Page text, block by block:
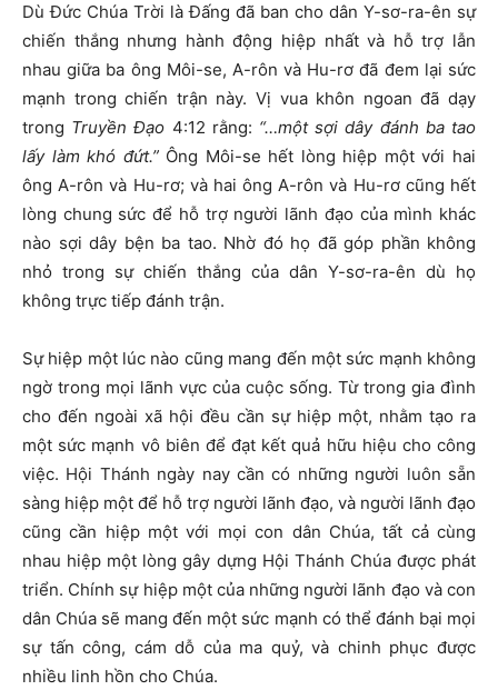
Dù Đức Chúa Trời là Đấng đã ban cho dân Y-sơ-ra-ên sự
chiến thắng nhưng hành động hiệp nhất và hỗ trợ lẫn
nhau giữa ba ông Môi-se, A-rôn và Hu-rơ đã đem lại sức
mạnh trong chiến trận này. Vị vua khôn ngoan đã dạy
trong Truyền Đạo 4:12 rằng: “…một sợi dây đánh ba tao
lấy làm khó đứt.” Ông Môi-se hết lòng hiệp một với hai
ông A-rôn và Hu-rơ; và hai ông A-rôn và Hu-rơ cũng hết
lòng chung sức để hỗ trợ người lãnh đạo của mình khác
nào sợi dây bện ba tao. Nhờ đó họ đã góp phần không
nhỏ trong sự chiến thắng của dân Y-sơ-ra-ên dù họ
không trực tiếp đánh trận.
Sự hiệp một lúc nào cũng mang đến một sức mạnh không
ngờ trong mọi lãnh vực của cuộc sống. Từ trong gia đình
cho đến ngoài xã hội đều cần sự hiệp một, nhằm tạo ra
một sức mạnh vô biên để đạt kết quả hữu hiệu cho công
việc. Hội Thánh ngày nay cần có những người luôn sẵn
sàng hiệp một để hỗ trợ người lãnh đạo, và người lãnh đạo
cũng cần hiệp một với mọi con dân Chúa, tất cả cùng
nhau hiệp một lòng gây dựng Hội Thánh Chúa được phát
triển. Chính sự hiệp một của những người lãnh đạo và con
dân Chúa sẽ mang đến một sức mạnh có thể đánh bại mọi
sự tấn công, cám dỗ của ma quỷ, và chinh phục được
nhiều linh hồn cho Chúa.